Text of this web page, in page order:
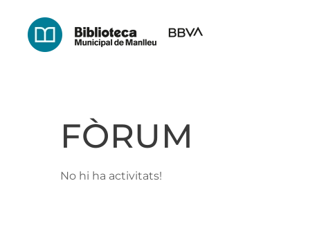
Skip
to
FÒRUM
No hi ha activitats!